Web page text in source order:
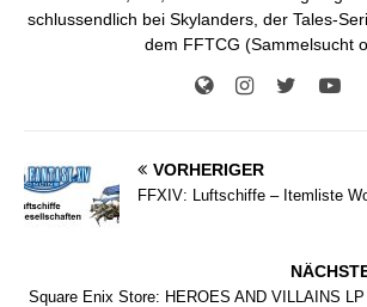
schlussendlich bei Skylanders, der Tales-
dem FFTCG (Sammelsucht
VORHERIGER
FFXIV: Luftschiffe – Itemliste
Square Enix Store: HEROES AND VILLAINS